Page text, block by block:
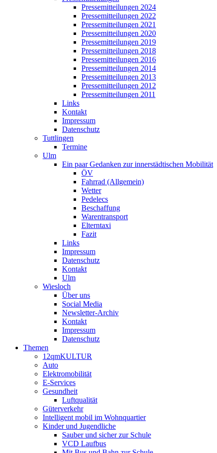
Pressemitteilungen 2024
Pressemitteilungen 2022
Pressemitteilungen 2021
Pressemitteilungen 2020
Pressemitteilungen 2019
Pressemitteilungen 2018
Pressemitteilungen 2016
Pressemitteilungen 2014
Pressemitteilungen 2013
Pressemitteilungen 2012
Pressemitteilungen 2011
Links
Kontakt
Impressum
Datenschutz
Tuttlingen
Termine
Ulm
Ein paar Gedanken zur innerstädtischen Mobilität
ÖV
Fahrrad (Allgemein)
Wetter
Pedelecs
Beschaffung
Warentransport
Elterntaxi
Fazit
Links
Impressum
Datenschutz
Kontakt
Ulm
Wiesloch
Über uns
Social Media
Newsletter-Archiv
Kontakt
Impressum
Datenschutz
Themen
12qmKULTUR
Auto
Elektromobilität
E-Services
Gesundheit
Luftqualität
Güterverkehr
Intelligent mobil im Wohnquartier
Kinder und Jugendliche
Sauber und sicher zur Schule
VCD Laufbus